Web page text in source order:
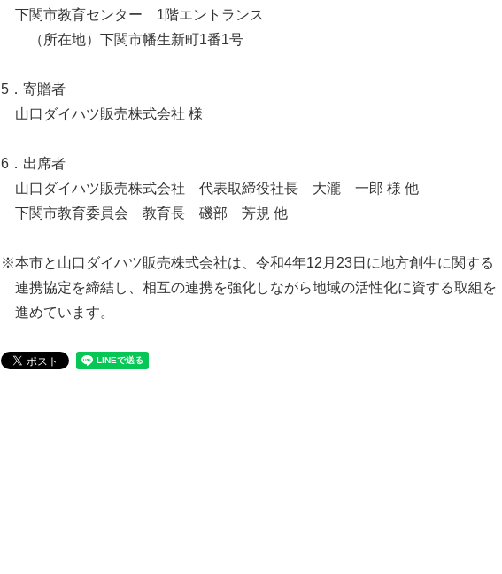
下関市教育センター 1階エントランス
（所在地）下関市幡生新町1番1号
5．寄贈者
山口ダイハツ販売株式会社 様
6．出席者
山口ダイハツ販売株式会社 代表取締役社長 大瀧 一郎 様 他
下関市教育委員会 教育長 磯部 芳規 他
※本市と山口ダイハツ販売株式会社は、令和4年12月23日に地方創生に関する
連携協定を締結し、相互の連携を強化しながら地域の活性化に資する取組を
進めています。